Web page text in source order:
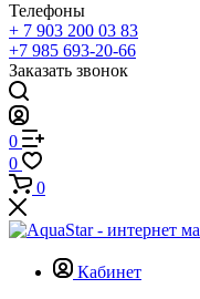
Телефоны
+ 7 903 200 03 83
+7 985 693-20-66
Заказать звонок
0
0
0
Кабинет